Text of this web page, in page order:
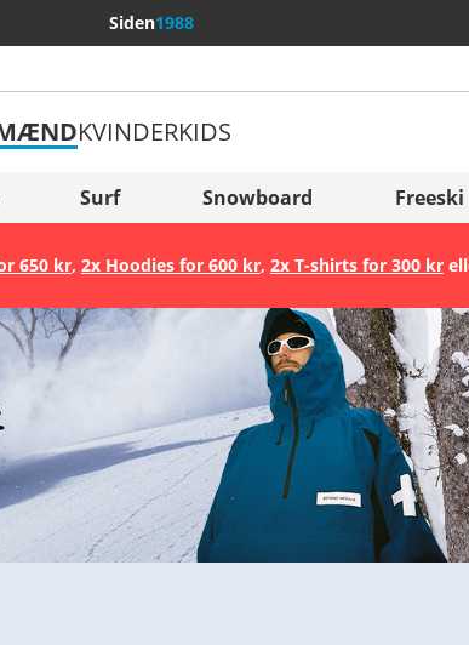
Siden1988
KVINDERKIDS
Surf Snowboard Freeski
650 kr, 2x Hoodies for 600 kr, 2x T-shirts for 300 kr